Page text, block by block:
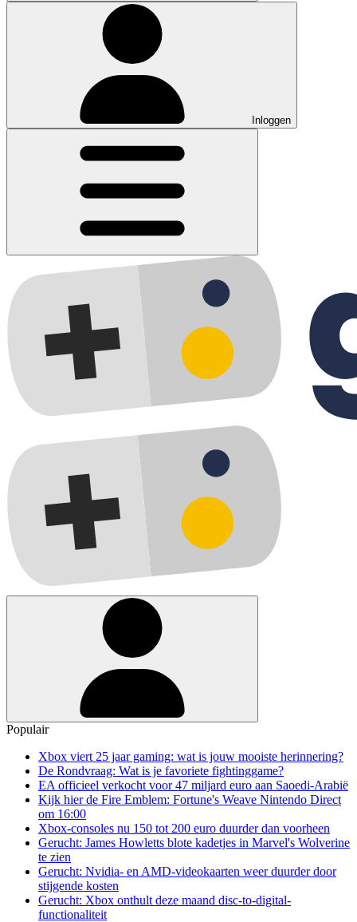
Inloggen
Populair
Xbox viert 25 jaar gaming: wat is jouw mooiste herinnering?
De Rondvraag: Wat is je favoriete fightinggame?
EA officieel verkocht voor 47 miljard euro aan Saoedi-Arabië
Kijk hier de Fire Emblem: Fortune's Weave Nintendo Direct
om 16:00
Xbox-consoles nu 150 tot 200 euro duurder dan voorheen
Gerucht: James Howletts blote kadetjes in Marvel's Wolverine
te zien
Gerucht: Nvidia- en AMD-videokaarten weer duurder door
stijgende kosten
Gerucht: Xbox onthult deze maand disc-to-digital-
functionaliteit